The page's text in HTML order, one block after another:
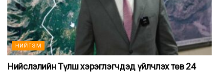
НИЙГЭМ
Нийслэлийн Түлш хэрэглэгчдэд үйлчлэх төв 24